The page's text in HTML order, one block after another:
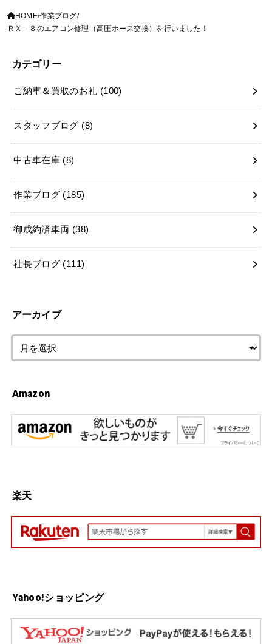
HOME 作業ブログ
ＲＸ－８のエアコン修理（高圧ホース交換）を行いました！
カテゴリー
ご納車＆買取のお礼 (100)
スタッフブログ (8)
中古車在庫 (8)
作業ブログ (185)
御成約済車両 (38)
社長ブログ (111)
アーカイブ
Amazon
楽天
Yahoo!ショッピング